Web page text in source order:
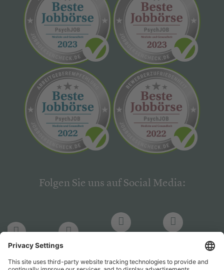
Folgen Sie uns auf Social Media:
LinkedIn
Hogrefe Hogrefe